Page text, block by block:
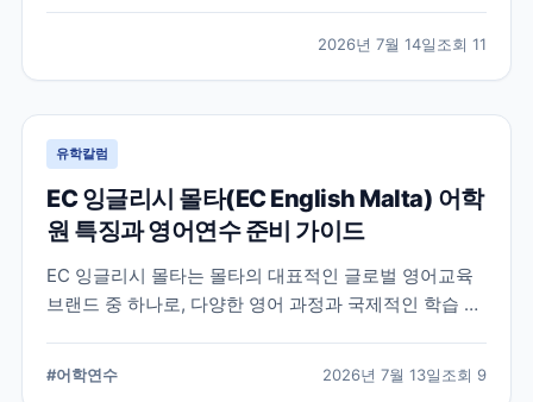
확인이 필요한 정보를 함께 정리했습니다.
2026년 7월 14일조회 11
유학칼럼
EC 잉글리시 몰타(EC English Malta) 어학
원 특징과 영어연수 준비 가이드
EC 잉글리시 몰타는 몰타의 대표적인 글로벌 영어교육
브랜드 중 하나로, 다양한 영어 과정과 국제적인 학습 환
습니다.
#어학연수 2026년 7월 13일조회 9